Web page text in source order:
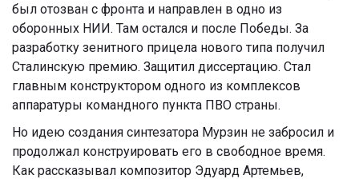
был отозван с фронта и направлен в одно из
оборонных НИИ. Там остался и после Победы. За
разработку зенитного прицела нового типа получил
Сталинскую премию. Защитил диссертацию. Стал
главным конструктором одного из комплексов
аппаратуры командного пункта ПВО страны.
Но идею создания синтезатора Мурзин не забросил и
продолжал конструировать его в свободное время.
Как рассказывал композитор Эдуард Артемьев,